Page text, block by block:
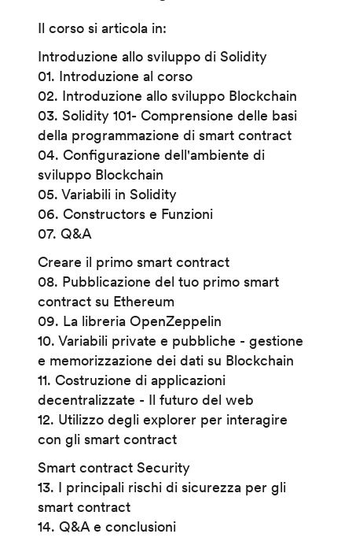
Il corso si articola in:
Introduzione allo sviluppo di Solidity
01. Introduzione al corso
02. Introduzione allo sviluppo Blockchain
03. Solidity 101- Comprensione delle basi
della programmazione di smart contract
04. Configurazione dell'ambiente di
sviluppo Blockchain
05. Variabili in Solidity
06. Constructors e Funzioni
07. Q&A
Creare il primo smart contract
08. Pubblicazione del tuo primo smart
contract su Ethereum
09. La libreria OpenZeppelin
10. Variabili private e pubbliche - gestione
e memorizzazione dei dati su Blockchain
11. Costruzione di applicazioni
decentralizzate - Il futuro del web
12. Utilizzo degli explorer per interagire
con gli smart contract
Smart contract Security
13. I principali rischi di sicurezza per gli
smart contract
14. Q&A e conclusioni